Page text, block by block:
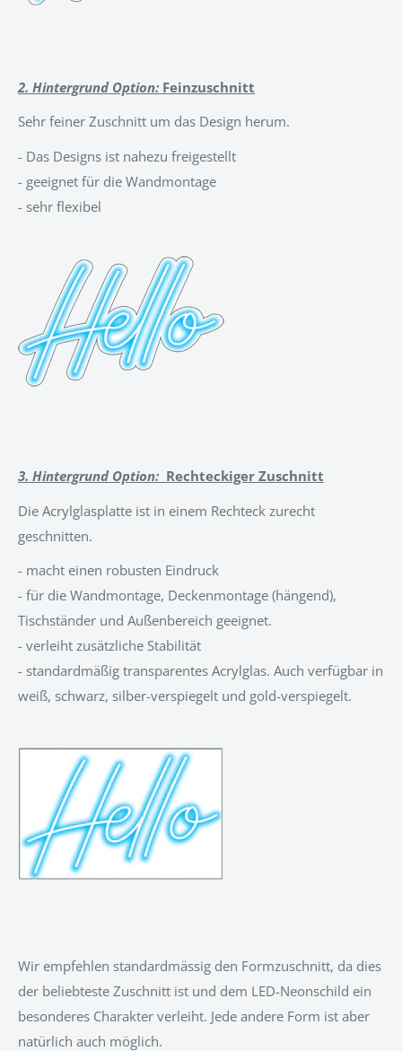
2. Hintergrund Option: Feinzuschnitt
Sehr feiner Zuschnitt um das Design herum.
- Das Designs ist nahezu freigestellt
- geeignet für die Wandmontage
- sehr flexibel
3. Hintergrund Option: Rechteckiger Zuschnitt
Die Acrylglasplatte ist in einem Rechteck zurecht
geschnitten.
- macht einen robusten Eindruck
- für die Wandmontage, Deckenmontage (hängend),
Tischständer und Außenbereich geeignet.
- verleiht zusätzliche Stabilität
- standardmäßig transparentes Acrylglas. Auch verfügbar in
weiß, schwarz, silber-verspiegelt und gold-verspiegelt.
Wir empfehlen standardmässig den Formzuschnitt, da dies
der beliebteste Zuschnitt ist und dem LED-Neonschild ein
besonderes Charakter verleiht. Jede andere Form ist aber
natürlich auch möglich.